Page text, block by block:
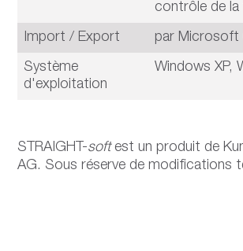
Import / Export
Système
d'exploitation
contrôle de la
par Microsoft
Windows XP,
STRAIGHT-softest un produit de
AG. Sous réserve de modifications